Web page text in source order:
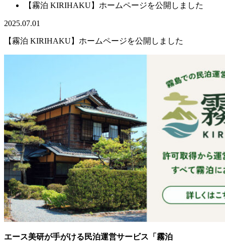
【霧泊 KIRIHAKU】ホームページを公開しました
2025.07.01
【霧泊 KIRIHAKU】ホームページを公開しました
エース美研が手がける民泊運営サービス「霧泊